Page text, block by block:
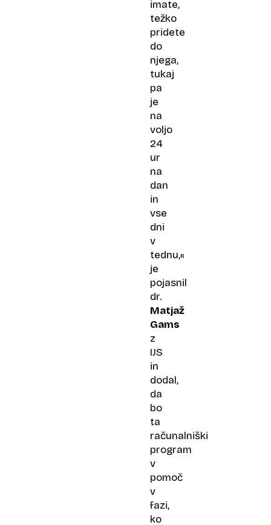
imate,
težko
pridete
do
njega,
tukaj
pa
je
na
voljo
24
ur
na
dan
in
vse
dni
v
tednu,«
je
pojasnil
dr.
Matjaž
Gams
z
IJS
in
dodal,
da
bo
ta
računalniški
program
v
pomoč
v
fazi,
ko